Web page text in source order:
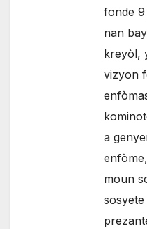
fonde 9
nan
kreyòl,
vizyon
a
moun